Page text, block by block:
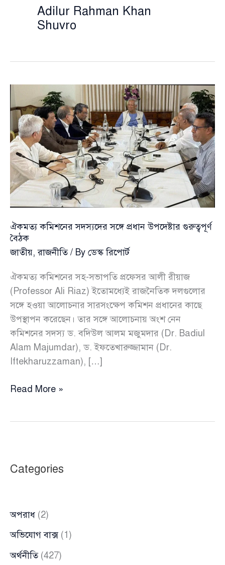
Adilur Rahman Khan
Shuvro
ঐকমত্য কমিশনের সদস্যদের সঙ্গে প্রধান উপদেষ্টার গুরুত্বপূর্ণ
বৈঠক
জাতীয়,রাজনীতি/ By ডেস্ক রিপোর্ট
ঐকমত্য কমিশনের সহ-সভাপতি প্রফেসর আলী রীয়াজ
(Professor Ali Riaz) ইতোমধ্যেই রাজনৈতিক দলগুলোর
সঙ্গে হওয়া আলোচনার সারসংক্ষেপ কমিশন প্রধানের কাছে
উপস্থাপন করেছেন। তার সঙ্গে আলোচনায় অংশ নেন
কমিশনের সদস্য ড. বদিউল আলম মজুমদার (Dr. Badiul
Alam Majumdar), ড. ইফতেখারুজ্জামান (Dr.
Iftekharuzzaman), […]
ঐকমত্য
গুরুত্বপূর্ণ
Read More »
Categories
অপরাধ (2)
অভিযোগ বাক্স(1)
অর্থনীতি(427)